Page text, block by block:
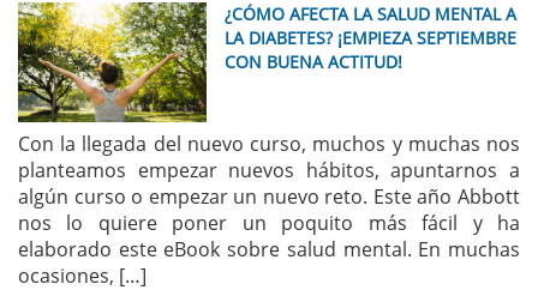
¿CÓMO AFECTA LA SALUD MENTAL A
LA DIABETES? ¡EMPIEZA SEPTIEMBRE
CON BUENA ACTITUD!
Con la llegada del nuevo curso, muchos y muchas nos
planteamos empezar nuevos hábitos, apuntarnos a
algún curso o empezar un nuevo reto. Este año Abbott
nos lo quiere poner un poquito más fácil y ha
elaborado este eBook sobre salud mental. En muchas
ocasiones, […]